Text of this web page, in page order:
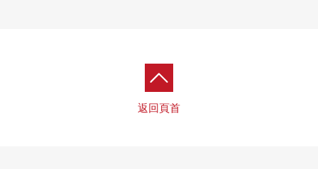
返回頁首